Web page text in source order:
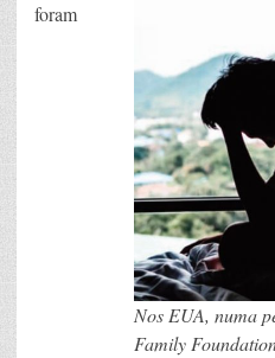
Nos EUA, numa
Family
foram